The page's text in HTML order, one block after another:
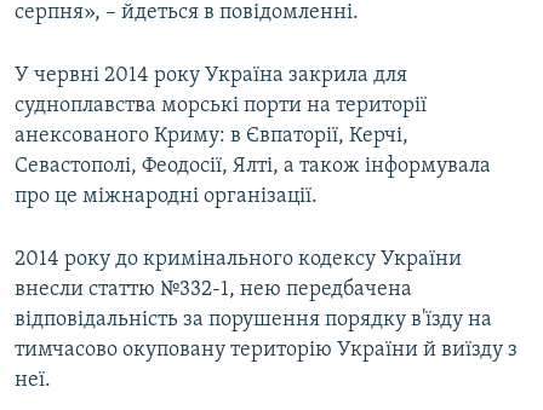
серпня», – йдеться в повідомленні.
У червні 2014 року Україна закрила для
судноплавства морські порти на території
анексованого Криму: в Євпаторії, Керчі,
Севастополі, Феодосії, Ялті, а також інформувала
про це міжнародні організації.
2014 року до кримінального кодексу України
внесли статтю №332-1, нею передбачена
відповідальність за порушення порядку в'їзду на
тимчасово окуповану територію України й виїзду з
неї.